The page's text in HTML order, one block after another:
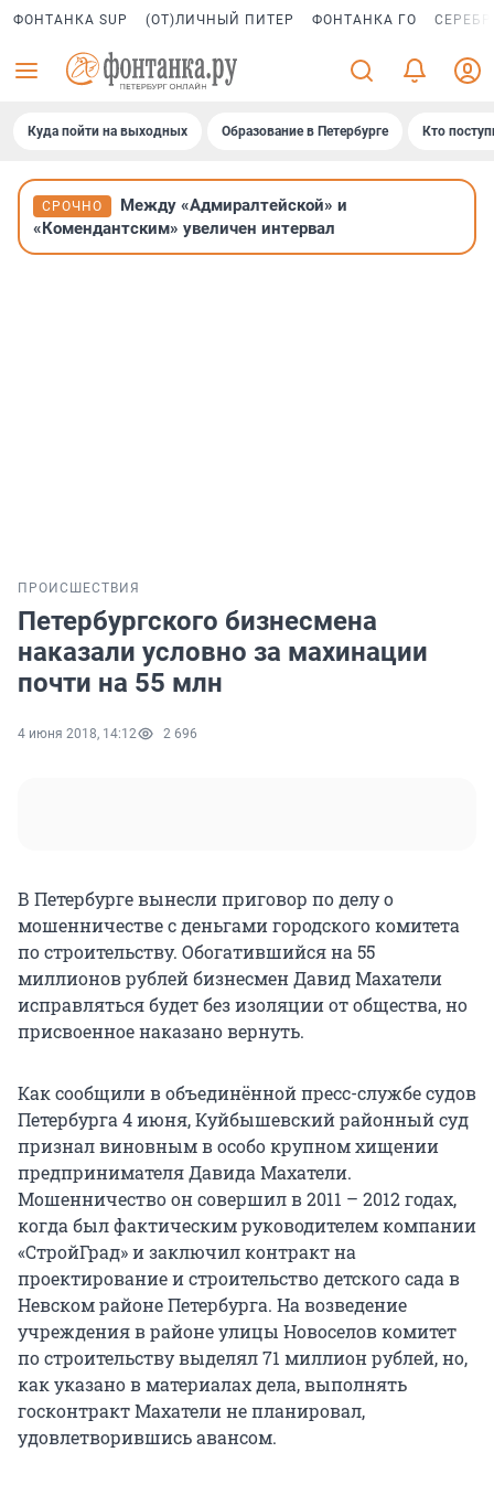
ФОНТАНКА SUP (ОТ)ЛИЧНЫЙ ПИТЕР ФОНТАНКА ГО
Куда пойти на выходных Образование в Петербурге Кто
СРОЧНО
Между «Адмиралтейской» и
«Комендантским» увеличен интервал
ПРОИСШЕСТВИЯ
Петербургского бизнесмена
наказали условно за махинации
почти на 55 млн
4 июня 2018, 14:12 2 696
В Петербурге вынесли приговор по делу о
мошенничестве с деньгами городского комитета
по строительству. Обогатившийся на 55
миллионов рублей бизнесмен Давид Махатели
исправляться будет без изоляции от общества, но
присвоенное наказано вернуть.
Как сообщили в объединённой пресс-службе судов
Петербурга 4 июня, Куйбышевский районный суд
признал виновным в особо крупном хищении
предпринимателя Давида Махатели.
Мошенничество он совершил в 2011 – 2012 годах,
когда был фактическим руководителем компании
«СтройГрад» и заключил контракт на
проектирование и строительство детского сада в
Невском районе Петербурга. На возведение
учреждения в районе улицы Новоселов комитет
по строительству выделял 71 миллион рублей, но,
как указано в материалах дела, выполнять
госконтракт Махатели не планировал,
удовлетворившись авансом.